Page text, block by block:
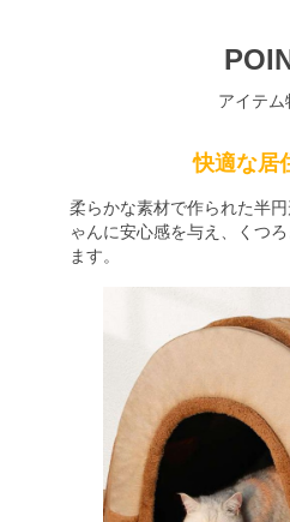
アイテム
快適な居
柔らかな素材で作られた半
ゃんに安心感を与え、くつ
ます。